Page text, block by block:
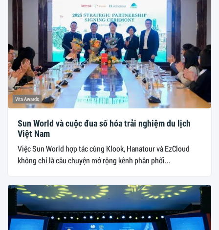
Vita Awards
Sun World và cuộc đua số hóa trải nghiệm du lịch
Việt Nam
Việc Sun World hợp tác cùng Klook, Hanatour và EzCloud
không chỉ là câu chuyện mở rộng kênh phân phối...